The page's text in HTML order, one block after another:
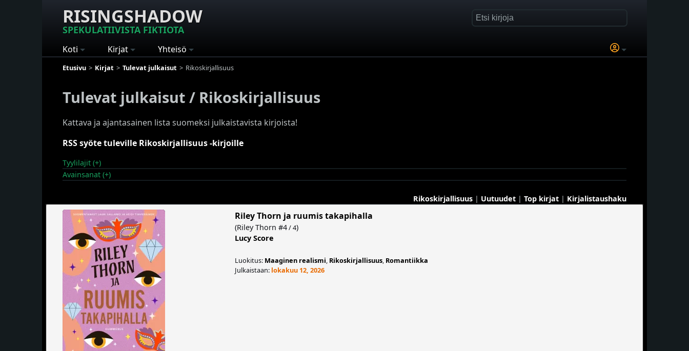
RISINGSHADOW
SPEKULATIIVISTA FIKTIOTA
Koti Kirjat Yhteisö
Etusivu Kirjat Tulevat julkaisut Rikoskirjallisuus
Tulevat julkaisut / Rikoskirjallisuus
Kattava ja ajantasainen lista suomeksi julkaistavista kirjoista!
RSS syöte tuleville Rikoskirjallisuus -kirjoille
Tyylilajit (+)
Avainsanat (+)
Rikoskirjallisuus | Uutuudet | Top kirjat | Kirjalistaushaku
Riley Thorn ja ruumis takapihalla
(Riley Thorn #4/ 4)
Lucy Score
Luokitus: Maaginen realismi, Rikoskirjallisuus, Romantiikka
Julkaistaan: lokakuu 12, 2026